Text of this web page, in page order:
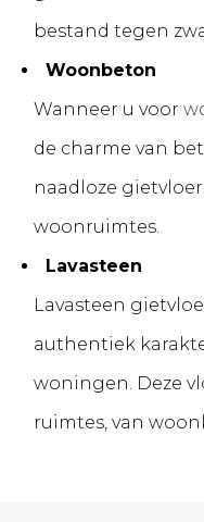
bestand tegen
Woonbeton
Wanneer u voor
de charme van
naadloze
woonruimtes.
Lavasteen
Lavasteen
authentiek
woningen. Deze
ruimtes, van